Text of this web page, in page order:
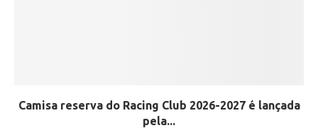
Camisa reserva do Racing Club 2026-2027 é lançada
pela...